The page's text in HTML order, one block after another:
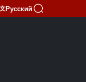
Русский